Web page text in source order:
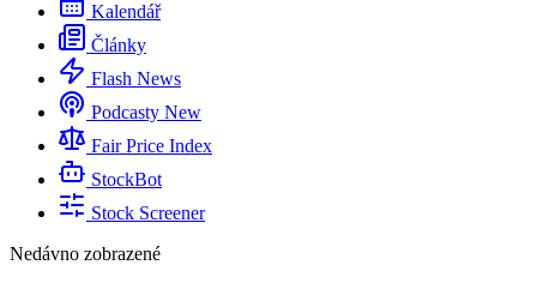
Kalendář
Články
Flash News
Podcasty New
Fair Price Index
StockBot
Stock Screener
Nedávno zobrazené